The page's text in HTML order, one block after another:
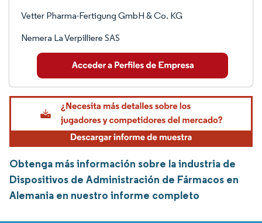
Vetter Pharma-Fertigung GmbH & Co. KG
Nemera La Verpilliere SAS
Obtenga más información sobre la industria de
Dispositivos de Administración de Fármacos en
Alemania en nuestro informe completo